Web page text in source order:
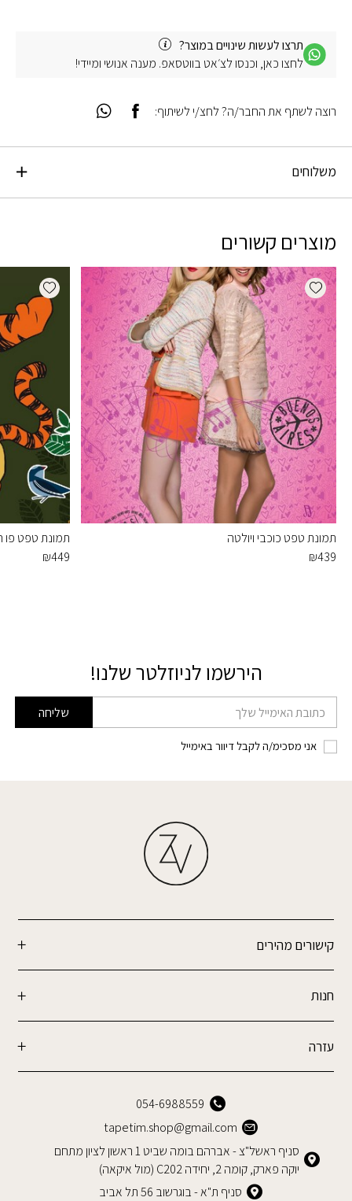
תרצו לעשות שינויים במוצר?
לחצו כאן, וכנסו לצ׳אט בווטסאפ. מענה אנושי ומיידי!
משלוחים
רוצה לשתף את החבר/ה? לחצ/י לשיתוף:
מוצרים קשורים
Add wishlist
תמונת טפט כוכבי ויולטה
₪439
wishlist
תמונת טפט פו
₪449
הירשמו לניוזלטר שלנו!
דוא׳׳ל שליחה
אני מסכימ/ה לקבל דיוור באימייל
קישורים מהירים
חנות
עזרה
054-6988559
tapetim.shop@gmail.com
סניף ראשל"צ - אברהם בומה שביט 1 ראשון לציון מתחם
יוקה פארק, קומה 2, יחידה C202 (מול איקאה)
סניף ת"א - בוגרשוב 56 תל אביב